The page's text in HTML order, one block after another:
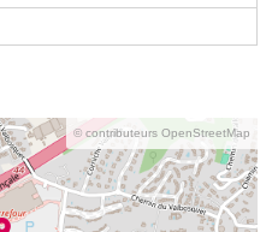
© contributeurs OpenStreetMap